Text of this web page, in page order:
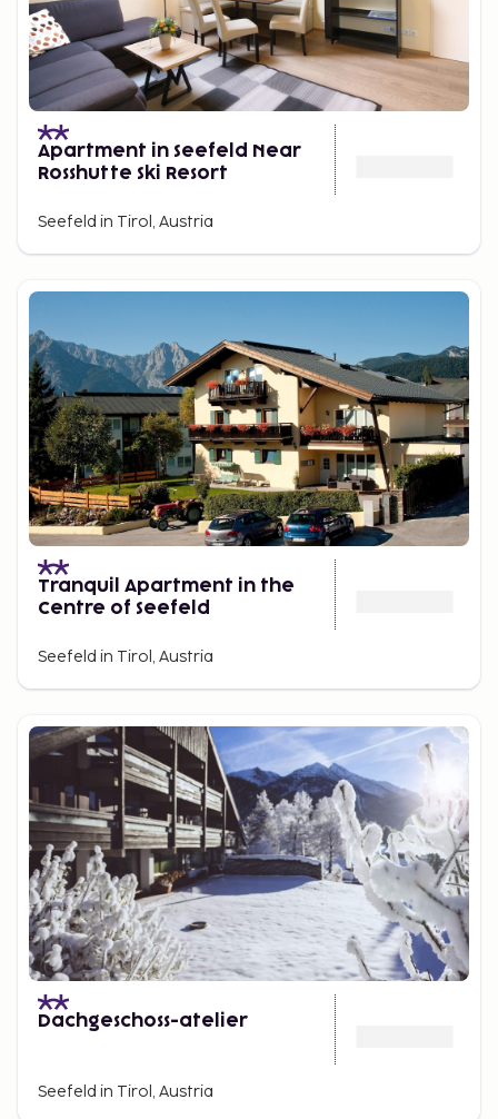
Apartment in Seefeld Near
Rosshutte Ski Resort
Seefeld in Tirol, Austria
Tranquil Apartment in the
Centre of Seefeld
Seefeld in Tirol, Austria
Dachgeschoss-atelier
Seefeld in Tirol, Austria